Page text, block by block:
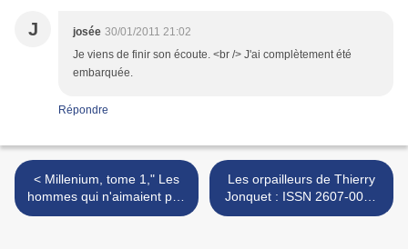
J josée 30/01/2011 21:02
Je viens de finir son écoute. <br /> J'ai complètement été
embarquée.
Répondre
< Millenium, tome 1," Les
hommes qui n'aimaient pas
les femmes" de Larsson :
Les orpailleurs de Thierry
Jonquet : ISSN 2607-0006
>